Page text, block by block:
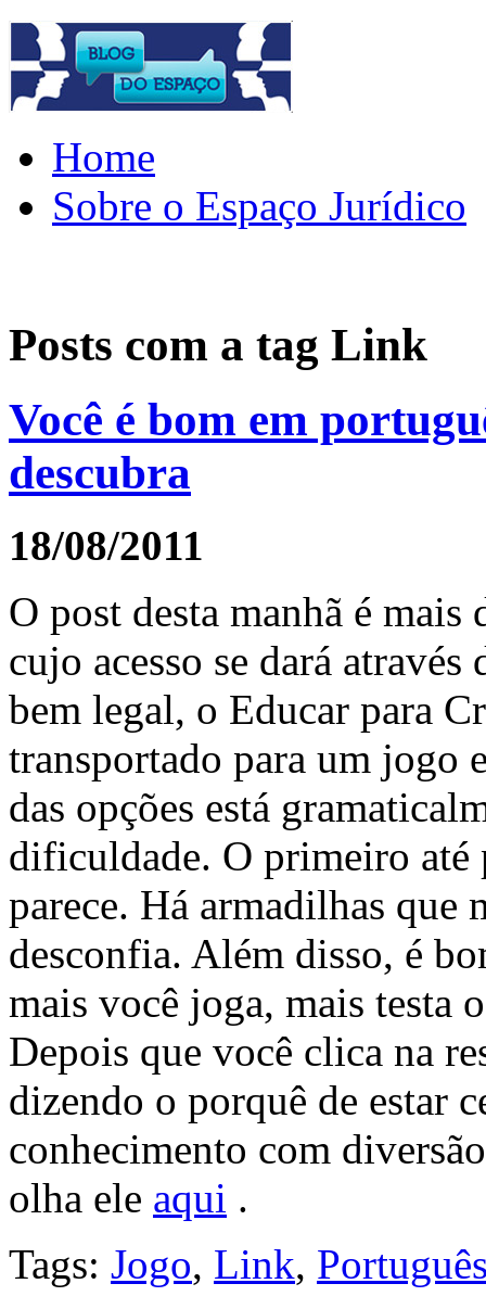
Home
Sobre o Espaço Jurídico
Posts com a tag Link
Você é bom em
descubra
18/08/2011
O post desta manhã é
cujo acesso se dará
bem legal, o Educar para
transportado para um jogo
das opções está
dificuldade. O primeiro até
parece. Há armadilhas que
desconfia. Além disso, é
mais você joga, mais testa
Depois que você clica na
dizendo o porquê de estar
conhecimento com
olha ele aqui .
Tags: Jogo, Link,